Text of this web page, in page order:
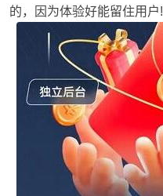
的，因为体验好能留住用户!